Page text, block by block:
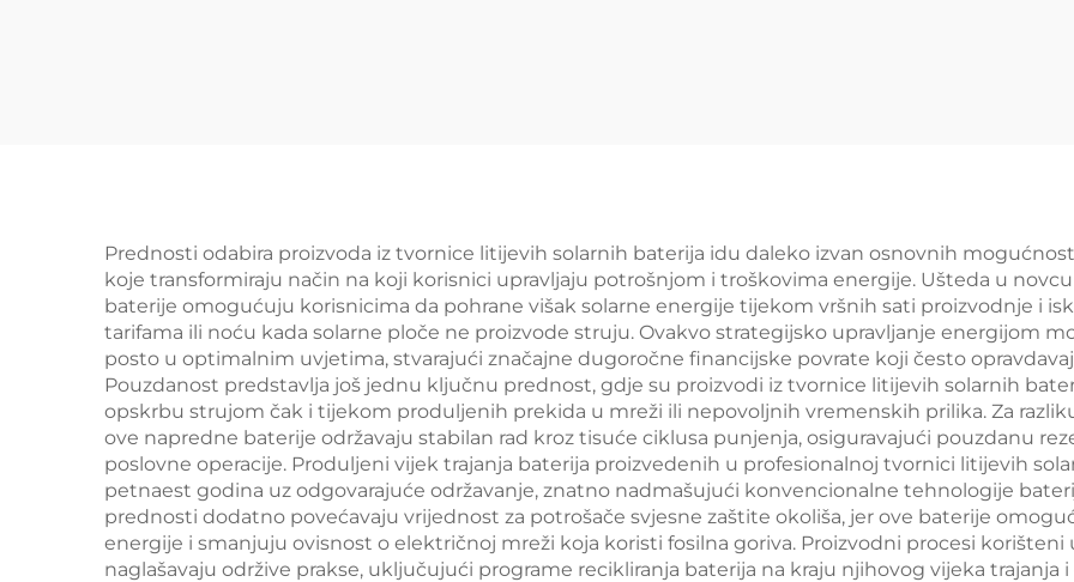
pohranu
električne
Prednosti odabira proizvoda iz tvornice litijevih solarnih baterija idu daleko izvan osnovnih
koje transformiraju način na koji korisnici upravljaju potrošnjom i troškovima energije. Ušteda u
baterije omogućuju korisnicima da pohrane višak solarne energije tijekom vršnih sati proizvodnje i
tarifama ili noću kada solarne ploče ne proizvode struju. Ovakvo strategijsko upravljanje energijom
posto u optimalnim uvjetima, stvarajući značajne dugoročne financijske povrate koji često
Pouzdanost predstavlja još jednu ključnu prednost, gdje su proizvodi iz tvornice litijevih solarnih
opskrbu strujom čak i tijekom produljenih prekida u mreži ili nepovoljnih vremenskih prilika. Za
ove napredne baterije održavaju stabilan rad kroz tisuće ciklusa punjenja, osiguravajući pouzdanu
poslovne operacije. Produljeni vijek trajanja baterija proizvedenih u profesionalnoj tvornici litijevih
petnaest godina uz odgovarajuće održavanje, znatno nadmašujući konvencionalne tehnologije
prednosti dodatno povećavaju vrijednost za potrošače svjesne zaštite okoliša, jer ove baterije
energije i smanjuju ovisnost o električnoj mreži koja koristi fosilna goriva. Proizvodni procesi
naglašavaju održive prakse, uključujući programe recikliranja baterija na kraju njihovog vijeka trajanja